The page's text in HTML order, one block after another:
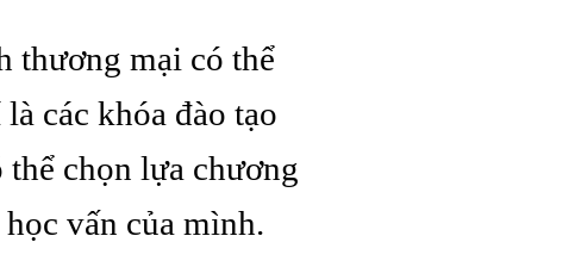
thương mại có thể
các khóa đào tạo
chọn lựa chương
vấn của mình.